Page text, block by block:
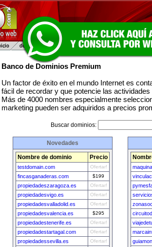
Banco de Dominios Premium
Un factor de éxito en el mundo Internet es
fácil de recordar y que potencie las
Más de 4000 nombres especialmente
marketing pueden ser adquiridos a precios
Buscar dominios:
Novedades
Nombre de dominio Precio
testdomain.com Ofertar!
fincasganaderas.com $199
propiedadeszaragoza.es Ofertar!
propiedadesvigo.es Ofertar!
propiedadesvalladolid.es Ofertar!
propiedadesvalencia.es $295
propiedadestenerife.es Ofertar!
propiedadestartagal.com Ofertar!
propiedadessevilla.es Ofertar!